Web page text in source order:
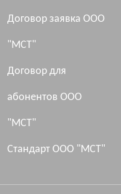
Договор заявка ООО
"МСТ"
Договор для
абонентов ООО
"МСТ"
Стандарт ООО "МСТ"